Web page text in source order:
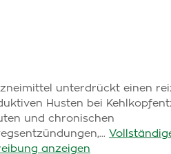
unterdrückt einen
Husten bei
und chronischen
anzeigen